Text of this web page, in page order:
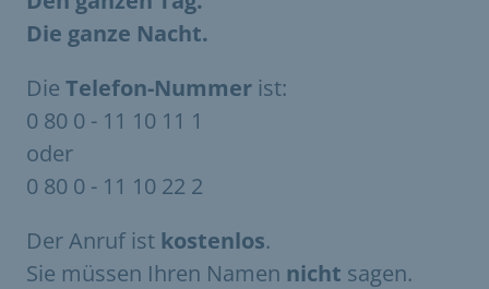
Die ganze Nacht.
Die Telefon-Nummer ist:
0 80 0 - 11 10 11 1
oder
0 80 0 - 11 10 22 2
Der Anruf ist kostenlos.
Sie müssen Ihren Namen nicht sagen.